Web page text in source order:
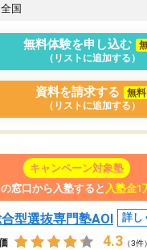
全国
無料体験を申し込む
（リストに追加する）
資料を請求する
無料
（リストに追加する）
キャンペーン対象塾
窓口から入塾すると 入塾金1
型選抜専門塾AOI 詳し
4.3 （3件）